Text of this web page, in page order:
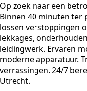
Op zoek naar een
Binnen 40 minuten ter
lossen verstoppingen
lekkages,
leidingwerk. Ervaren
moderne apparatuur.
verrassingen. 24/7
Utrecht.